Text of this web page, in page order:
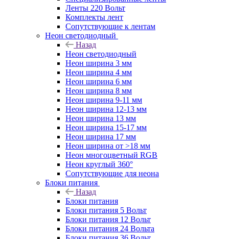
Ленты 220 Вольт
Комплекты лент
Сопутствующие к лентам
Неон светодиодный
Назад
Неон светодиодный
Неон ширина 3 мм
Неон ширина 4 мм
Неон ширина 6 мм
Неон ширина 8 мм
Неон ширина 9-11 мм
Неон ширина 12-13 мм
Неон ширина 13 мм
Неон ширина 15-17 мм
Неон ширина 17 мм
Неон ширина от >18 мм
Неон многоцветный RGB
Неон круглый 360°
Сопутствующие для неона
Блоки питания
Назад
Блоки питания
Блоки питания 5 Вольт
Блоки питания 12 Вольт
Блоки питания 24 Вольта